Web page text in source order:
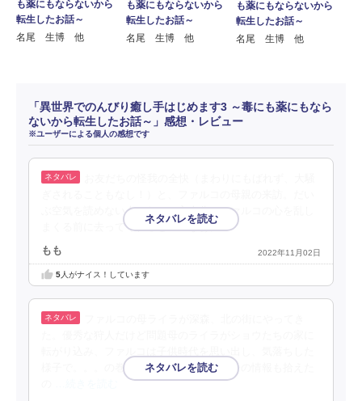
も薬にもならないから
転生したお話～
名尾 生博 他
も薬にもならないから
転生したお話～
名尾 生博 他
も薬にもならないから
転生したお話～
名尾 生博 他
「異世界でのんびり癒し手はじめます3 ～毒にも薬にもなら
ないから転生したお話～」感想・レビュー
※ユーザーによる個人の感想です
ぶ空気を読めない人みたい。主人公とファルコの心を乱し
まくる前に去ってくれるといいなぁ。
もも 2022年11月02日
5人がナイス！しています
様子で。。。の巻。ショウの同郷の女の子の情報も拾えた